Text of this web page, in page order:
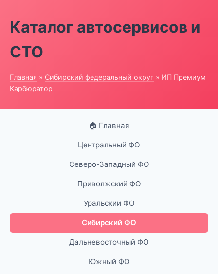
Каталог автосервисов и
СТО
Главная » Сибирский федеральный округ » ИП Премиум
Карбюратор
🏠 Главная
Центральный ФО
Северо-Западный ФО
Приволжский ФО
Уральский ФО
Сибирский ФО
Дальневосточный ФО
Южный ФО